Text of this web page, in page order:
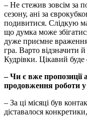
– Не стежив зовсім за
сезону, ані за
подивитися. Слідкую
що думка може
дуже приємне
гра. Варто відзначити
Кудрівки. Цікавий буде
– Чи є вже пропозиції
продовження роботи у
– За ці місяці був
діставалося